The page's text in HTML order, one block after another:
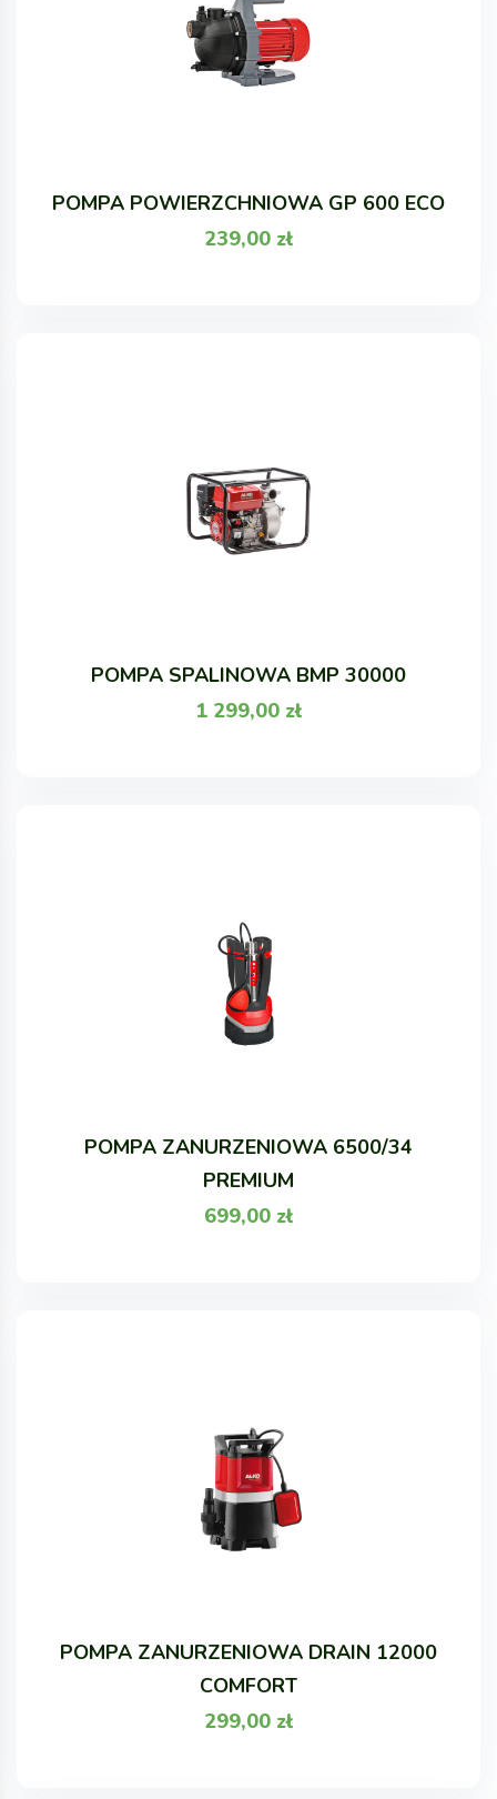
POMPA POWIERZCHNIOWA GP 600 ECO
239,00 zł
POMPA SPALINOWA BMP 30000
1 299,00 zł
POMPA ZANURZENIOWA 6500/34
PREMIUM
699,00 zł
POMPA ZANURZENIOWA DRAIN 12000
COMFORT
299,00 zł